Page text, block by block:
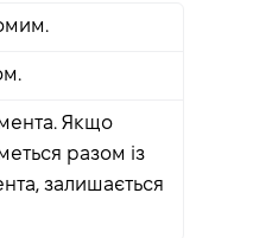
Якщо
разом із
залишається